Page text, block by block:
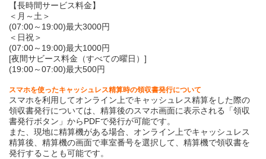
【長時間サービス料金】
＜月～土＞
(07:00～19:00)最大3000円
＜日祝＞
(07:00～19:00)最大1000円
[夜間サビース料金（すべての曜日）]
(19:00～07:00)最大500円
スマホを使ったキャッシュレス精算時の領収書発行について
スマホを利用してオンライン上でキャッシュレス精算をした際の
領収書発行については、精算後のスマホ画面に表示される「領収
書発行ボタン」からPDFで発行が可能です。
また、現地に精算機がある場合、オンライン上でキャッシュレス
精算後、精算機の画面で車室番号を選択して、精算機で領収書を
発行することも可能です。